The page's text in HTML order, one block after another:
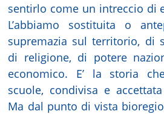
sentirlo come un intreccio di
L’abbiamo sostituita o
supremazia sul territorio, di
di religione, di potere
economico. E’ la storia
scuole, condivisa e
Ma dal punto di vista